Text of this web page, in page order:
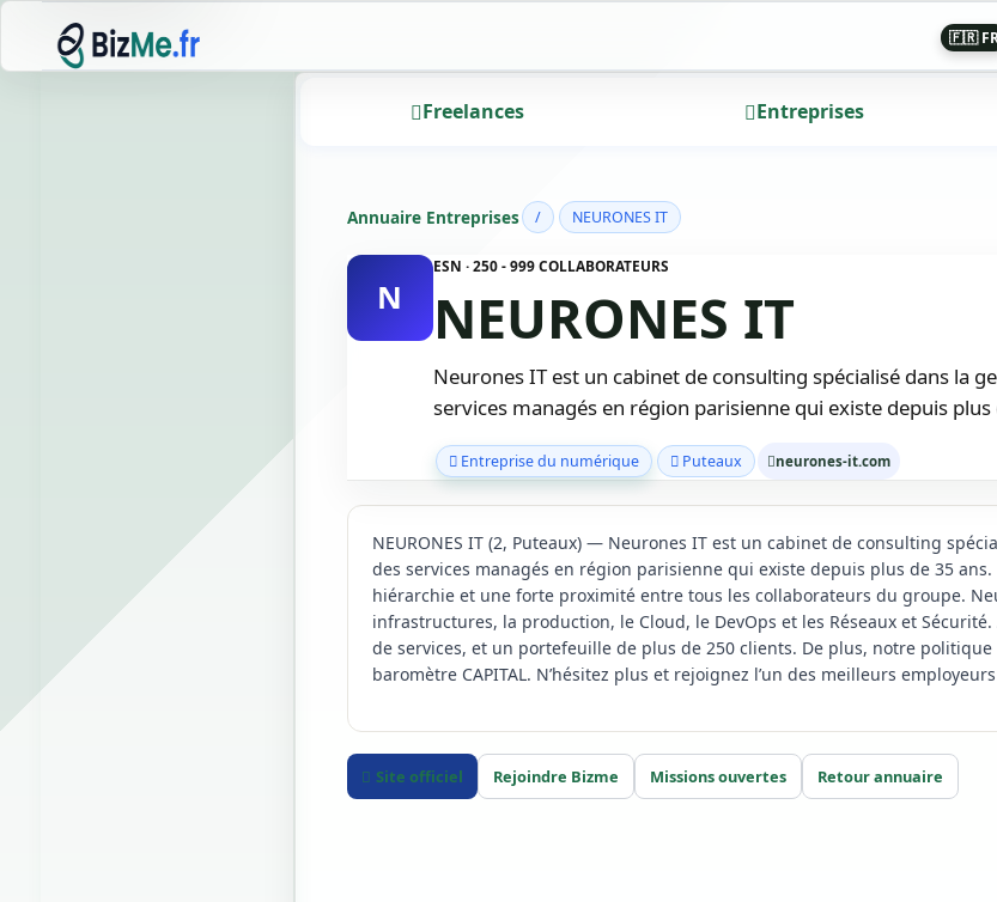
🇫🇷
Freelances Entreprises
Annuaire Entreprises / NEURONES IT
N
ESN · 250 - 999 COLLABORATEURS
NEURONES IT
Neurones IT est un cabinet de consulting spécialisé dans la
services managés en région parisienne qui existe depuis
Entreprise du numérique Puteaux neurones-it.com
NEURONES IT (2, Puteaux) — Neurones IT est un cabinet de consulting
des services managés en région parisienne qui existe depuis plus de 35
hiérarchie et une forte proximité entre tous les collaborateurs du groupe.
infrastructures, la production, le Cloud, le DevOps et les Réseaux et
de services, et un portefeuille de plus de 250 clients. De plus, notre
baromètre CAPITAL. N’hésitez plus et rejoignez l’un des meilleurs
Site officiel Rejoindre Bizme Missions ouvertes Retour annuaire